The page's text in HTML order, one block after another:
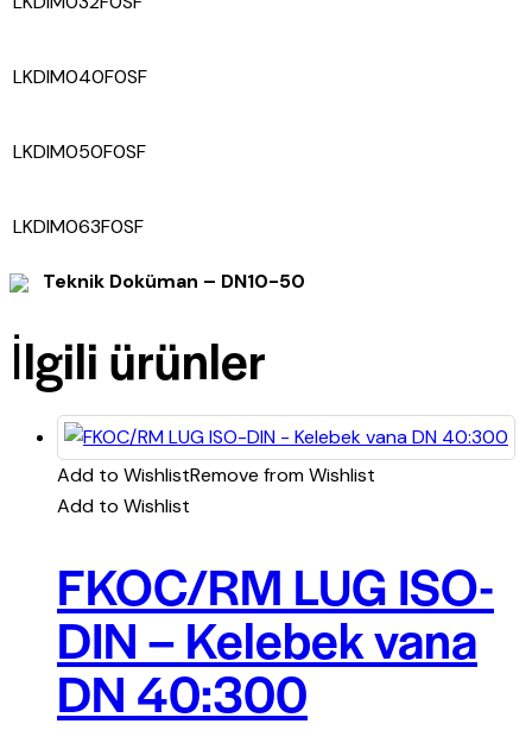
LKDIM040F0SF
LKDIM050F0SF
LKDIM063F0SF
Teknik Doküman – DN10-50
İlgili ürünler
Add to WishlistRemove from Wishlist
Add to Wishlist
FKOC/RM LUG ISO-
DIN – Kelebek vana
DN 40:300